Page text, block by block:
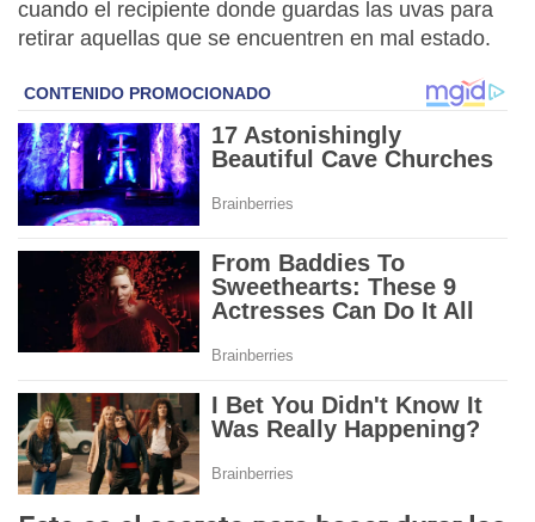
cuando el recipiente donde guardas las uvas para
retirar aquellas que se encuentren en mal estado.